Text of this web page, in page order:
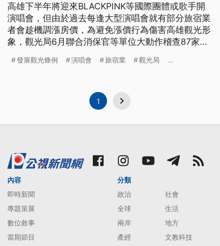
高雄下半年將迎來BLACKPINK等國際團體或歌手開
演唱會，但由於過去每逢大型演唱會就有部分旅宿業
者會趁機調漲房價，為避免漲價行為傷害高雄觀光形
象，觀光局6月聯合消保官等單位大動作稽查87家旅
況，將依《發展觀光條例》開罰並要求限期改善。
發展觀光條例 演唱會 旅宿業 觀光局 ...
1
內容
即時新聞
專題策展
數位敘事
當期節目
分類
政治
社會
全球
生活
兩岸
地方
產經
文教科技